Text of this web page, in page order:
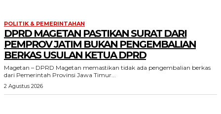
POLITIK & PEMERINTAHAN
DPRD MAGETAN PASTIKAN SURAT DARI
PEMPROV JATIM BUKAN PENGEMBALIAN
BERKAS USULAN KETUA DPRD
Magetan – DPRD Magetan memastikan tidak ada pengembalian berkas
dari Pemerintah Provinsi Jawa Timur...
2 Agustus 2026